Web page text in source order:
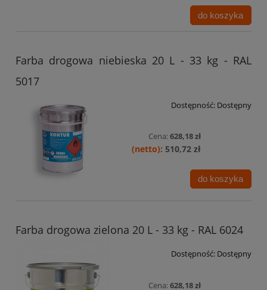
do koszyka
Farba drogowa niebieska 20 L - 33 kg - RAL
5017
Dostępność: Dostępny
Cena:628,18 zł
510,72 zł
do koszyka
Farba drogowa zielona 20 L - 33 kg - RAL 6024
Dostępność: Dostępny
Cena:628,18 zł